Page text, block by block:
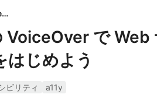
freee
VoiceOver で Web
はじめよう
ビリティ
a11y